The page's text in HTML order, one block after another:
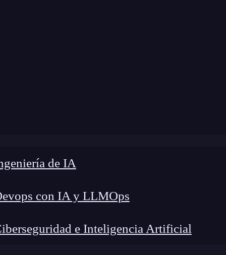
de IA
con IA y LLMOps
e Inteligencia Artificial